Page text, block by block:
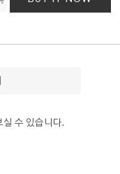
실 수 있습니다.